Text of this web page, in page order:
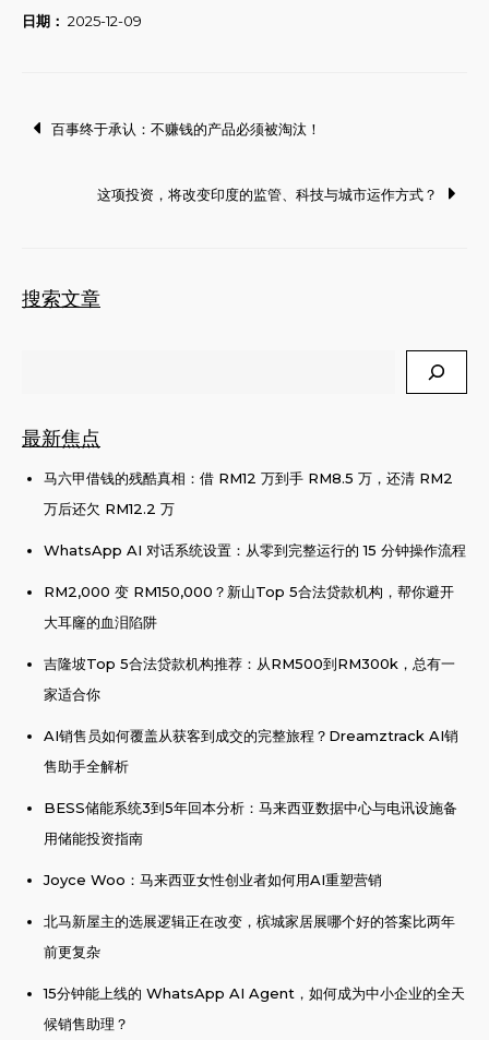
日期： 2025-12-09
Post
navigation
百事终于承认：不赚钱的产品必须被淘汰！
这项投资，将改变印度的监管、科技与城市运作方式？
搜索文章
最新焦点
马六甲借钱的残酷真相：借 RM12 万到手 RM8.5 万，还清 RM2
万后还欠 RM12.2 万
WhatsApp AI 对话系统设置：从零到完整运行的 15 分钟操作流程
RM2,000 变 RM150,000？新山Top 5合法贷款机构，帮你避开
大耳窿的血泪陷阱
吉隆坡Top 5合法贷款机构推荐：从RM500到RM300k，总有一
家适合你
AI销售员如何覆盖从获客到成交的完整旅程？Dreamztrack AI销
售助手全解析
BESS储能系统3到5年回本分析：马来西亚数据中心与电讯设施备
用储能投资指南
Joyce Woo：马来西亚女性创业者如何用AI重塑营销
北马新屋主的选展逻辑正在改变，槟城家居展哪个好的答案比两年
前更复杂
15分钟能上线的 WhatsApp AI Agent，如何成为中小企业的全天
候销售助理？